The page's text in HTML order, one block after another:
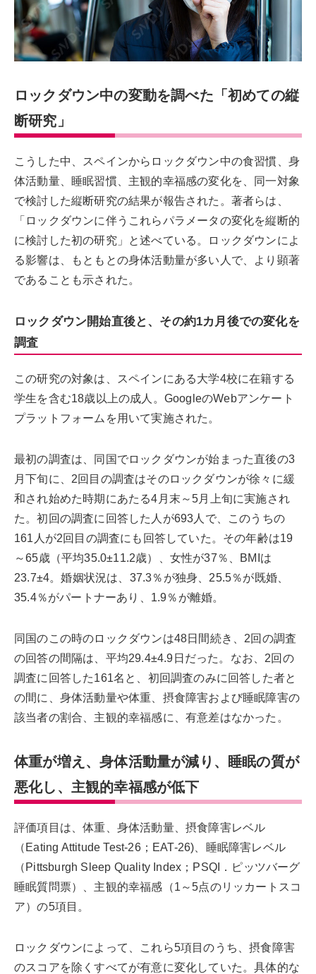
ロックダウン中の変動を調べた「初めての縦
断研究」
こうした中、スペインからロックダウン中の食習慣、身
体活動量、睡眠習慣、主観的幸福感の変化を、同一対象
で検討した縦断研究の結果が報告された。著者らは、
「ロックダウンに伴うこれらパラメータの変化を縦断的
に検討した初の研究」と述べている。ロックダウンによ
る影響は、もともとの身体活動量が多い人で、より顕著
であることも示された。
ロックダウン開始直後と、その約1カ月後での変化を
調査
この研究の対象は、スペインにある大学4校に在籍する
学生を含む18歳以上の成人。GoogleのWebアンケート
プラットフォームを用いて実施された。
最初の調査は、同国でロックダウンが始まった直後の3
月下旬に、2回目の調査はそのロックダウンが徐々に緩
和され始めた時期にあたる4月末～5月上旬に実施され
た。初回の調査に回答した人が693人で、このうちの
161人が2回目の調査にも回答していた。その年齢は19
～65歳（平均35.0±11.2歳）、女性が37％、BMIは
23.7±4。婚姻状況は、37.3％が独身、25.5％が既婚、
35.4％がパートナーあり、1.9％が離婚。
同国のこの時のロックダウンは48日間続き、2回の調査
の回答の間隔は、平均29.4±4.9日だった。なお、2回の
調査に回答した161名と、初回調査のみに回答した者と
の間に、身体活動量や体重、摂食障害および睡眠障害の
該当者の割合、主観的幸福感に、有意差はなかった。
体重が増え、身体活動量が減り、睡眠の質が
悪化し、主観的幸福感が低下
評価項目は、体重、身体活動量、摂食障害レベル
（Eating Attitude Test-26；EAT-26)、睡眠障害レベル
（Pittsburgh Sleep Quality Index；PSQI．ピッツバーグ
睡眠質問票）、主観的幸福感（1～5点のリッカートスコ
ア）の5項目。
ロックダウンによって、これら5項目のうち、摂食障害
のスコアを除くすべてが有意に変化していた。具体的な